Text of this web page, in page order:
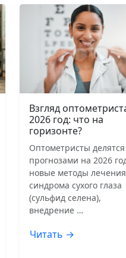
Взгляд
2026 год: что на
горизонте?
Оптометристы делятся
прогнозами на 2026
новые методы лечения
синдрома сухого глаза
(сульфид селена),
внедрение …
Читать →